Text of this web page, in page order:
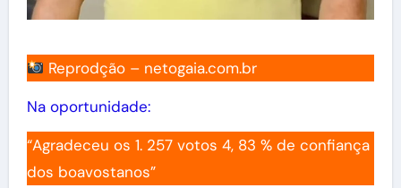
Reprodção – netogaia.com.br
Na oportunidade:
“Agradeceu os 1. 257 votos 4, 83 % de confiança
dos boavostanos”